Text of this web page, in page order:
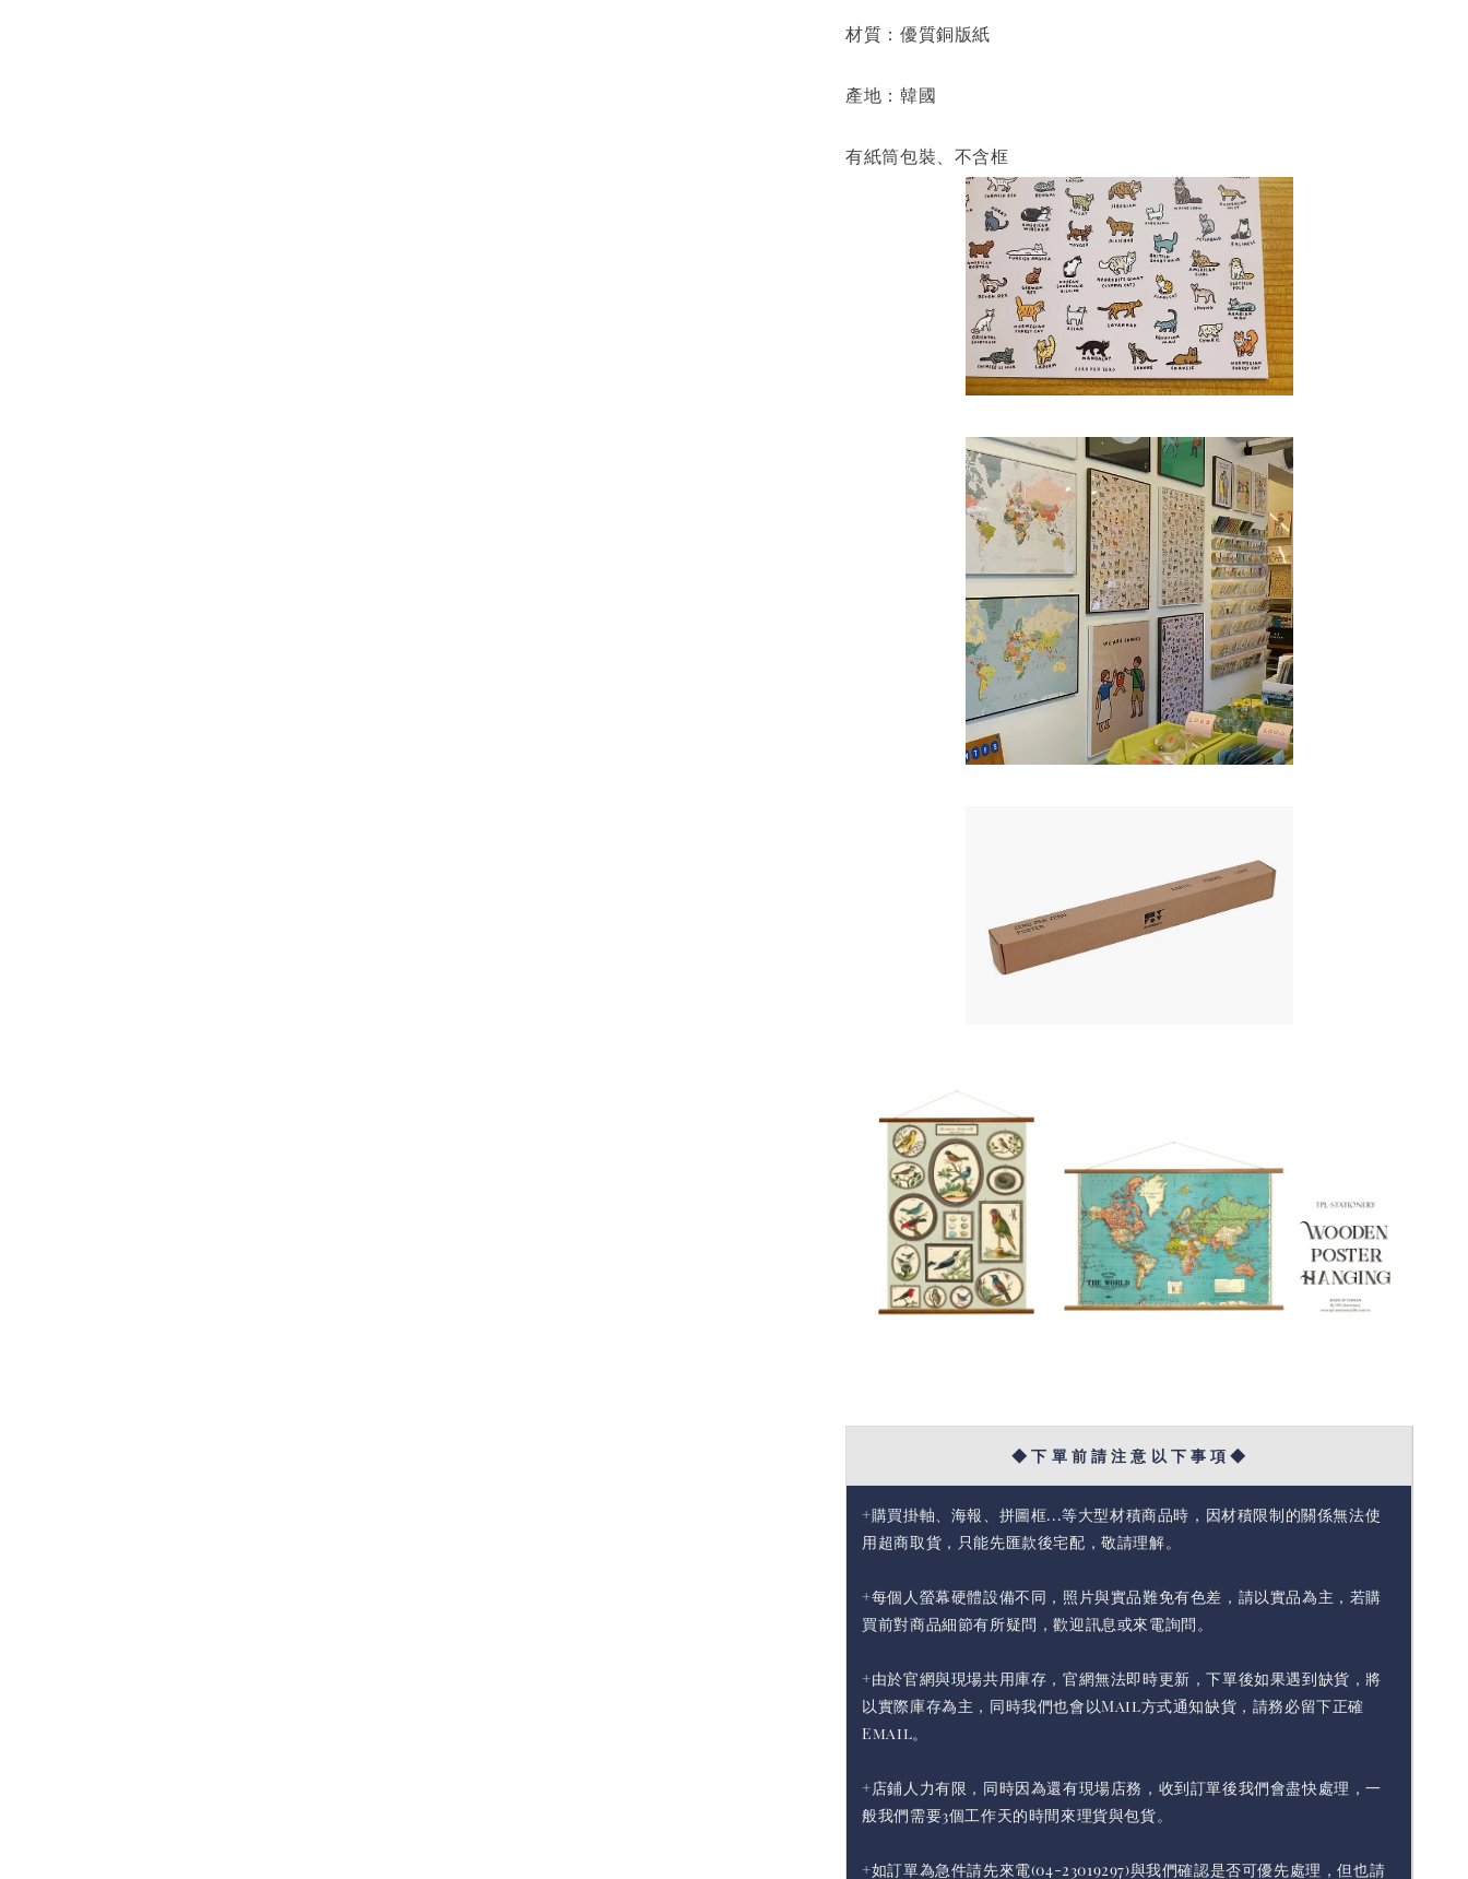
材質：優質銅版紙
產地：韓國
有紙筒包裝、不含框
◆ 下 單 前 請 注 意 以 下 事 項 ◆
+購買掛軸、海報、拼圖框...等大型材積商品時，因材積限制的關係無法使
用超商取貨，只能先匯款後宅配，敬請理解。
+每個人螢幕硬體設備不同，照片與實品難免有色差，請以實品為主，若購
買前對商品細節有所疑問，歡迎訊息或來電詢問。
+由於官網與現場共用庫存，官網無法即時更新，下單後如果遇到缺貨，將
以實際庫存為主，同時我們也會以Mail方式通知缺貨，請務必留下正確
Email。
+店鋪人力有限，同時因為還有現場店務，收到訂單後我們會盡快處理，一
般我們需要3個工作天的時間來理貨與包貨。
+如訂單為急件請先來電(04-23019297)與我們確認是否可優先處理，但也請